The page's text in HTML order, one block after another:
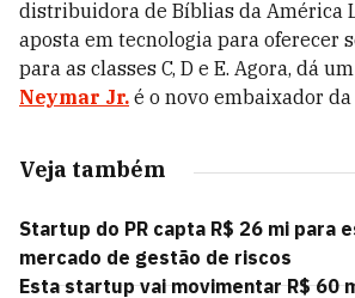
distribuidora de Bíblias da América
aposta em tecnologia para oferecer
para as classes C, D e E. Agora, dá
Neymar Jr. é o novo embaixador da
Veja também
Startup do PR capta R$ 26 mi para
mercado de gestão de riscos
Esta startup vai movimentar R$ 60